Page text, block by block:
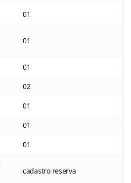
01
01
01
02
01
01
01
cadastro reserva